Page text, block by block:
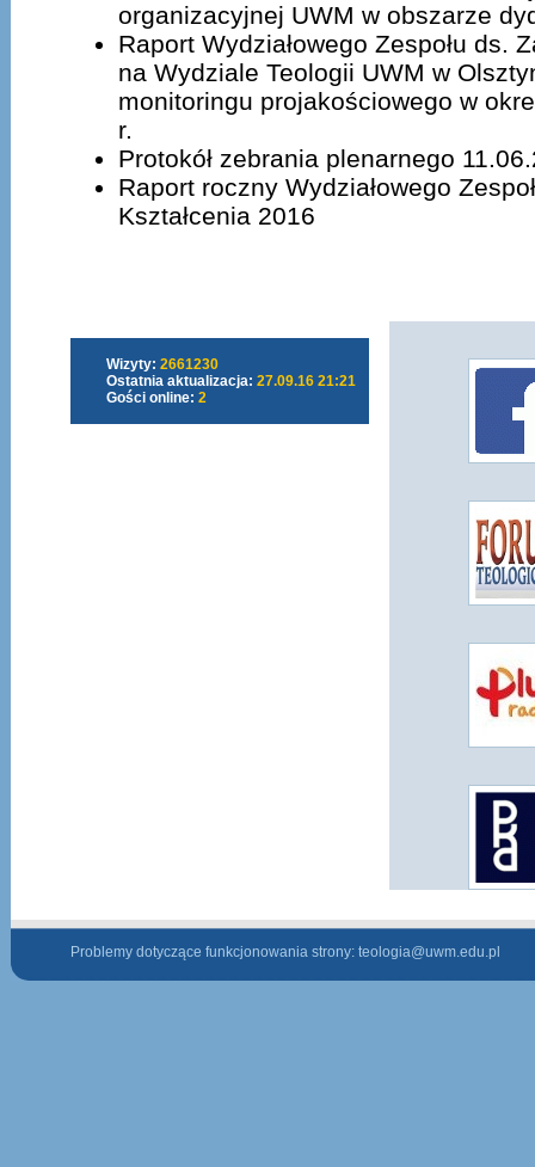
organizacyjnej UWM w obszarze
Raport Wydziałowego Zespołu ds.
na Wydziale Teologii UWM w
monitoringu projakościowego w
r.
Protokół zebrania plenarnego
Raport roczny Wydziałowego
Kształcenia 2016
Wizyty: 2661230
Ostatnia aktualizacja: 27.09.16 21:21
Gości online: 2
Problemy dotyczące funkcjonowania strony: teologia@uwm.edu.pl